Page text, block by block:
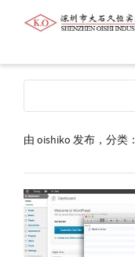
帮我查找新的
由 oishiko 发布，分类：